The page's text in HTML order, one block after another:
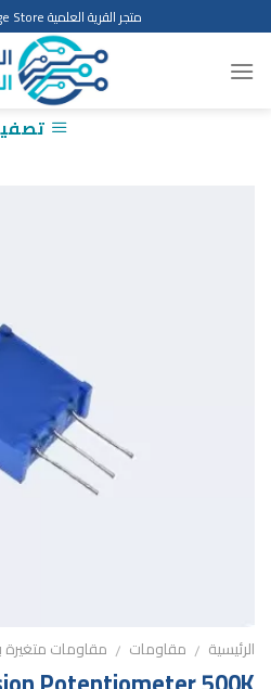
to
content
متجر القرية العلمية Scientific Village Store
الرئيسية / مقاومات / مقاومات متغيرة